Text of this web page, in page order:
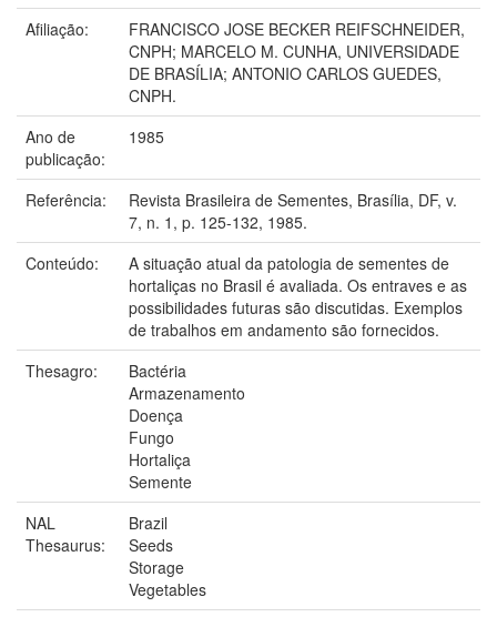
Afiliação:
FRANCISCO JOSE BECKER REIFSCHNEIDER,
CNPH; MARCELO M. CUNHA, UNIVERSIDADE
DE BRASÍLIA; ANTONIO CARLOS GUEDES,
CNPH.
Ano de
publicação:
1985
Referência:
Revista Brasileira de Sementes, Brasília, DF, v.
7, n. 1, p. 125-132, 1985.
Conteúdo:
A situação atual da patologia de sementes de
hortaliças no Brasil é avaliada. Os entraves e as
possibilidades futuras são discutidas. Exemplos
de trabalhos em andamento são fornecidos.
Thesagro:
Bactéria
Armazenamento
Doença
Fungo
Hortaliça
Semente
NAL
Thesaurus:
Brazil
Seeds
Storage
Vegetables